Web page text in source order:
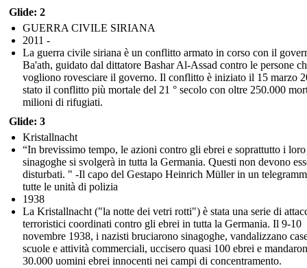
Glide: 2
GUERRA CIVILE SIRIANA
2011 -
La guerra civile siriana è un conflitto armato in corso con il
Ba'ath, guidato dal dittatore Bashar Al-Assad contro le persone
vogliono rovesciare il governo. Il conflitto è iniziato il 15 marzo
stato il conflitto più mortale del 21 ° secolo con oltre 250.000
milioni di rifugiati.
Glide: 3
Kristallnacht
“In brevissimo tempo, le azioni contro gli ebrei e soprattutto i loro
sinagoghe si svolgerà in tutta la Germania. Questi non devono
disturbati. " -Il capo del Gestapo Heinrich Müller in un
tutte le unità di polizia
1938
La Kristallnacht ("la notte dei vetri rotti") è stata una serie di
terroristici coordinati contro gli ebrei in tutta la Germania. Il 9-10
novembre 1938, i nazisti bruciarono sinagoghe, vandalizzano
scuole e attività commerciali, uccisero quasi 100 ebrei e
30.000 uomini ebrei innocenti nei campi di concentramento.